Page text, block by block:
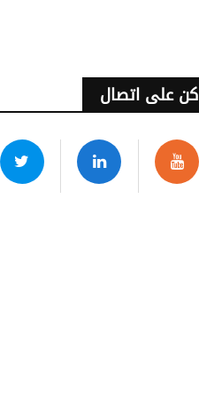
كن على اتصال